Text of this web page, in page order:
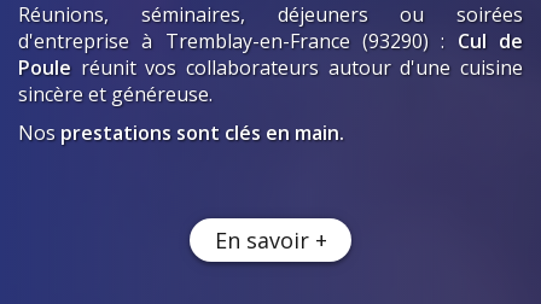
Réunions, séminaires, déjeuners ou soirées
d'entrepriseà Tremblay-en-France (93290) : Cul de
Poule réunit vos collaborateurs autour d'une cuisine
sincère et généreuse.
Nos prestations sont clés en main.
En savoir +